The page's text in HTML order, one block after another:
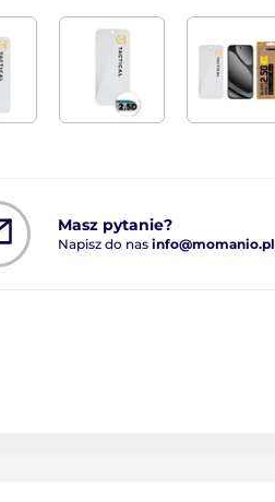
Masz pytanie?
Napisz do nas info@momanio.pl